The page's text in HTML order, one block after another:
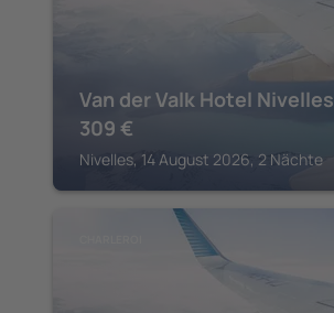
Van der Valk Hotel
309 €
Nivelles, 14 August 2026, 2 Nächte